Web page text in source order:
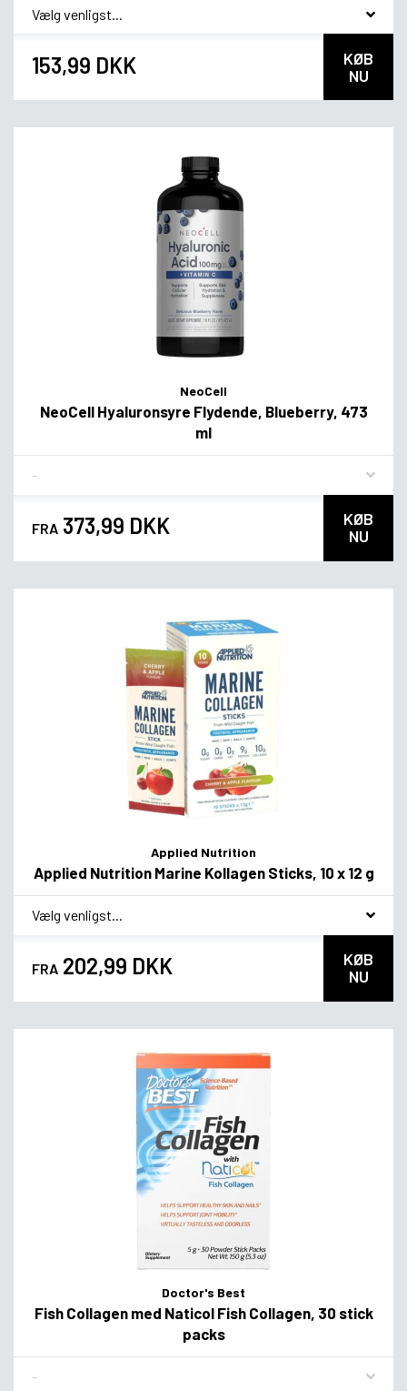
* smag
153,99 DKK
KØB
NU
NeoCell
NeoCell Hyaluronsyre Flydende, Blueberry, 473
ml
FRA 373,99 DKK
KØB
NU
Applied Nutrition
Applied Nutrition Marine Kollagen Sticks, 10 x 12 g
* smag
FRA 202,99 DKK
KØB
NU
Doctor's Best
Fish Collagen med Naticol Fish Collagen, 30 stick
packs